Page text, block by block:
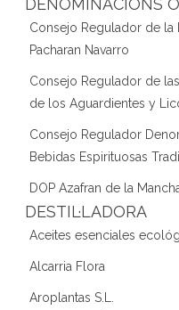
DENOMINACIONS
Consejo Regulador de
Pacharan Navarro
Consejo Regulador de
de los Aguardientes y
Consejo Regulador
Bebidas Espirituosas
DOP Azafran de la
DESTIL·LADORA
Aceites esenciales
Alcarria Flora
Aroplantas S.L.